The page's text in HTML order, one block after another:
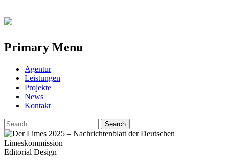
Primary Menu
Skip
content
Agentur
Leistungen
Projekte
News
Kontakt
Search
for:
Editorial Design